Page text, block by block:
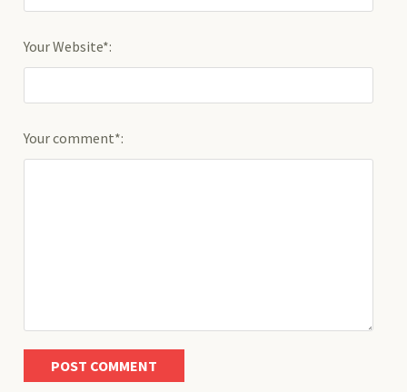
Your Website*:
Your comment*: